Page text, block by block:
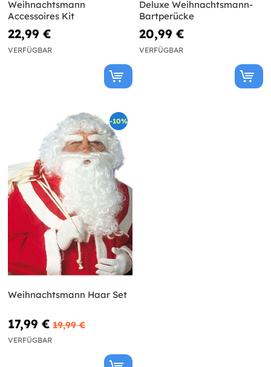
Weihnachtsmann
Accessoires Kit
22,99 €
VERFÜGBAR
Deluxe Weihnachtsmann-
Bartperücke
20,99 €
VERFÜGBAR
-10%
Weihnachtsmann Haar Set
17,99 € 19,99 €
VERFÜGBAR